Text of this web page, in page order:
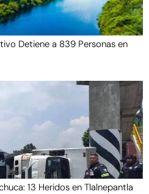
Detiene a 839 Personas en
13 Heridos en Tlalnepantla